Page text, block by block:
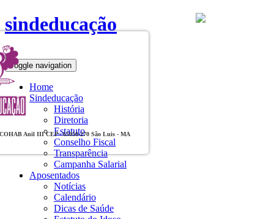
sindeducação
Toggle navigation
Home
Sindeducação
História
Diretoria
Estatuto
Conselho Fiscal
Transparência
Campanha Salarial
Aposentados
Notícias
Calendário
Dicas de Saúde
COHAB Anil III CEP - 65050-270 São Luis - MA